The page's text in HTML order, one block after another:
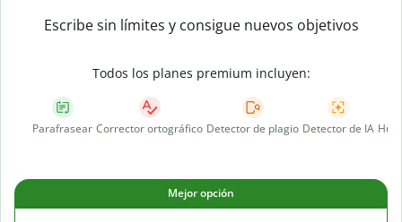
Escribe sin límites y consigue nuevos objetivos
Todos los planes premium incluyen:
Parafrasear Corrector ortográfico Detector de plagio Detector de IA
Mejor opción